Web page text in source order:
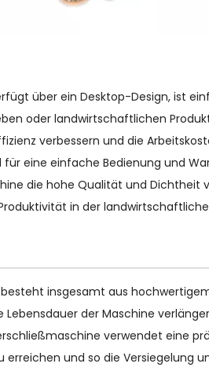
über ein Desktop-Design, ist
oder landwirtschaftlichen
verbessern und die
eine einfache Bedienung und
die hohe Qualität und Dichtheit
in der
insgesamt aus
der Maschine
verwendet eine
erreichen und so die Versiegelung